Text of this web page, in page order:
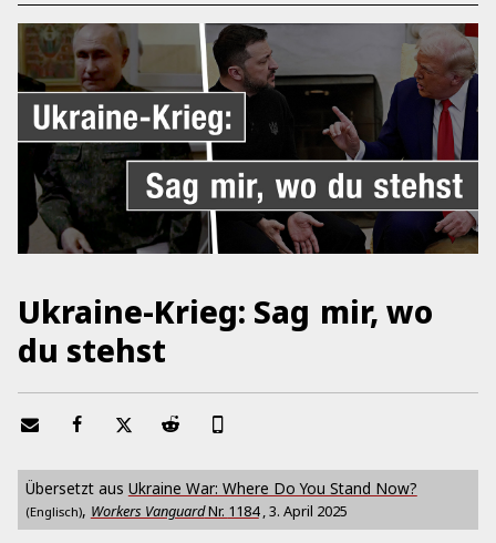
Ukraine-Krieg: Sag mir, wo
du stehst
Übersetzt aus Ukraine War: Where Do You Stand Now?
(Englisch), Workers VanguardNr. 1184 ,3. April 2025